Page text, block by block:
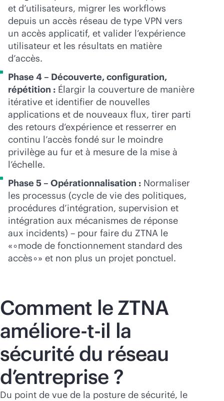
et d’utilisateurs, migrer les workflows
depuis un accès réseau de type VPN vers
un accès applicatif, et valider l’expérience
utilisateur et les résultats en matière
d’accès.
Phase 4 – Découverte, configuration,
répétition : Élargir la couverture de manière
itérative et identifier de nouvelles
applications et de nouveaux flux, tirer parti
des retours d’expérience et resserrer en
continu l’accès fondé sur le moindre
privilège au fur et à mesure de la mise à
l’échelle.
Phase 5 – Opérationnalisation : Normaliser
les processus (cycle de vie des politiques,
procédures d’intégration, supervision et
intégration aux mécanismes de réponse
aux incidents) – pour faire du ZTNA le
«∘mode de fonctionnement standard des
accès∘» et non plus un projet ponctuel.
Comment le ZTNA
améliore-t-il la
sécurité du réseau
d’entreprise ?
Du point de vue de la posture de sécurité, le